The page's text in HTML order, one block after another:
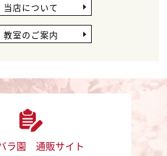
当店について
教室のご案内
ラ園 通販サイト